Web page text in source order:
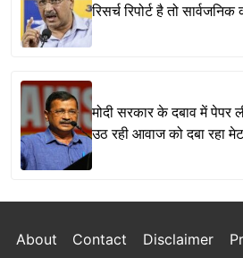
रिसर्च रिपोर्ट है तो
मोदी सरकार के दबाव में
उठ रही आवाज को दबा रहा
About Contact Disclaimer